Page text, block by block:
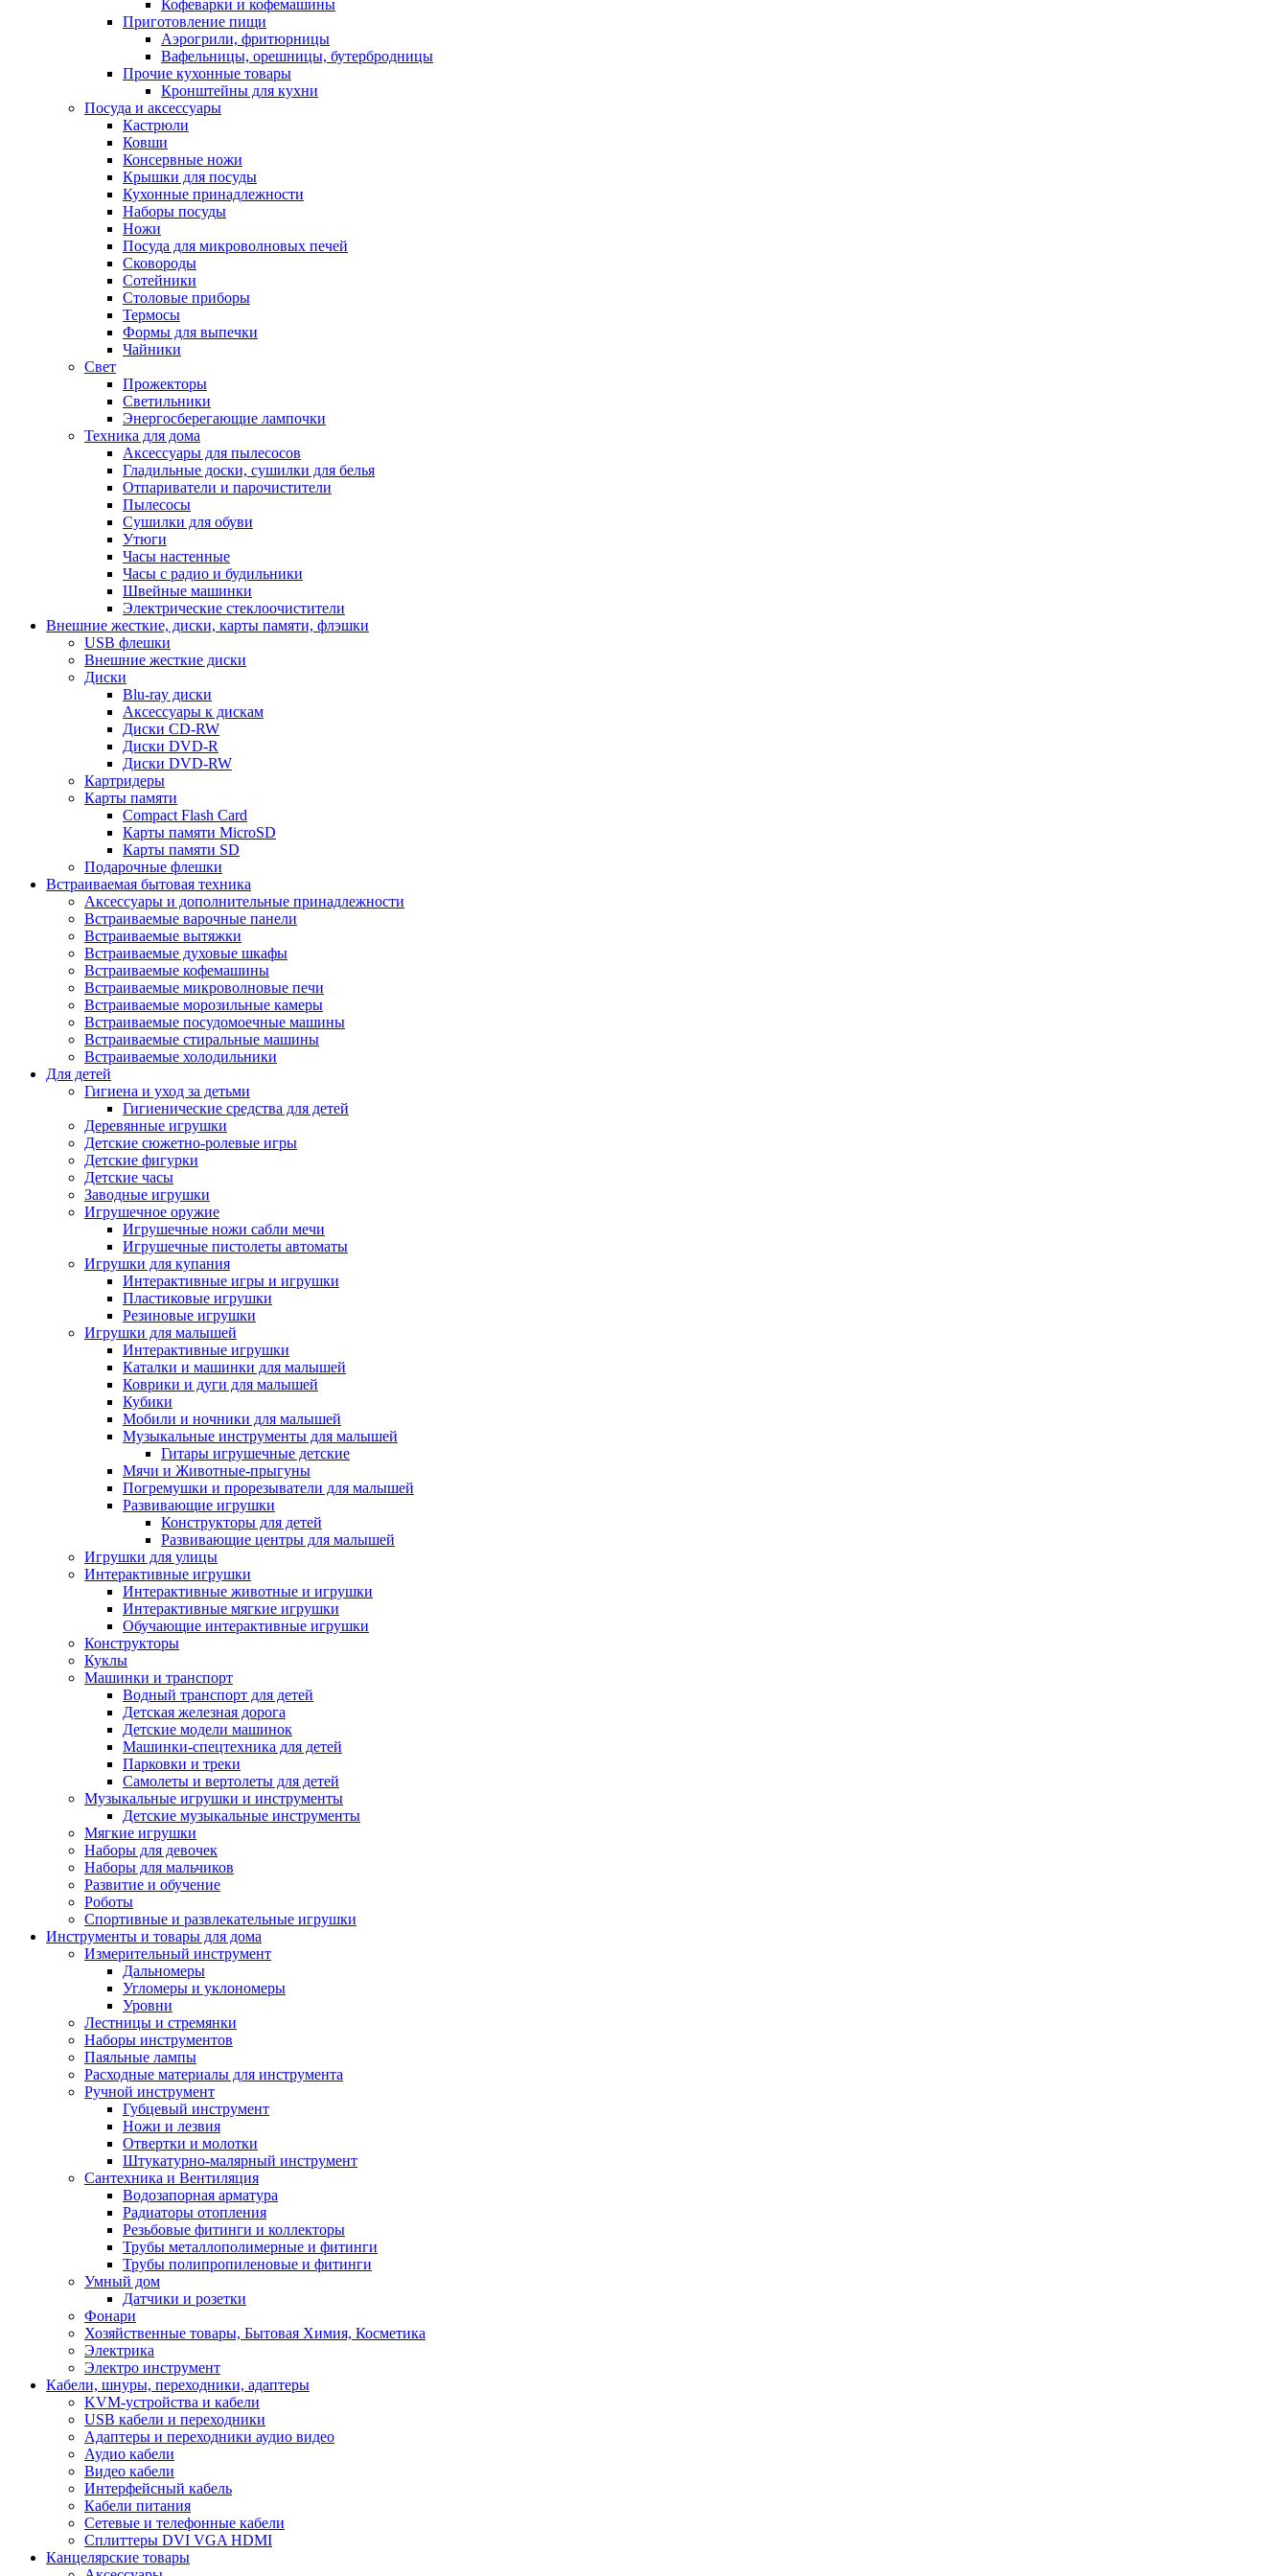
Кофеварки и кофемашины
Приготовление пищи
Аэрогрили, фритюрницы
Вафельницы, орешницы, бутербродницы
Прочие кухонные товары
Кронштейны для кухни
Посуда и аксессуары
Кастрюли
Ковши
Консервные ножи
Крышки для посуды
Кухонные принадлежности
Наборы посуды
Ножи
Посуда для микроволновых печей
Сковороды
Сотейники
Столовые приборы
Термосы
Формы для выпечки
Чайники
Свет
Прожекторы
Светильники
Энергосберегающие лампочки
Техника для дома
Аксессуары для пылесосов
Гладильные доски, сушилки для белья
Отпариватели и парочистители
Пылесосы
Сушилки для обуви
Утюги
Часы настенные
Часы с радио и будильники
Швейные машинки
Электрические стеклоочистители
Внешние жесткие, диски, карты памяти, флэшки
USB флешки
Внешние жесткие диски
Диски
Blu-ray диски
Аксессуары к дискам
Диски CD-RW
Диски DVD-R
Диски DVD-RW
Картридеры
Карты памяти
Compact Flash Card
Карты памяти MicroSD
Карты памяти SD
Подарочные флешки
Встраиваемая бытовая техника
Аксессуары и дополнительные принадлежности
Встраиваемые варочные панели
Встраиваемые вытяжки
Встраиваемые духовые шкафы
Встраиваемые кофемашины
Встраиваемые микроволновые печи
Встраиваемые морозильные камеры
Встраиваемые посудомоечные машины
Встраиваемые стиральные машины
Встраиваемые холодильники
Для детей
Гигиена и уход за детьми
Гигиенические средства для детей
Деревянные игрушки
Детские сюжетно-ролевые игры
Детские фигурки
Детские часы
Заводные игрушки
Игрушечное оружие
Игрушечные ножи сабли мечи
Игрушечные пистолеты автоматы
Игрушки для купания
Интерактивные игры и игрушки
Пластиковые игрушки
Резиновые игрушки
Игрушки для малышей
Интерактивные игрушки
Каталки и машинки для малышей
Коврики и дуги для малышей
Кубики
Мобили и ночники для малышей
Музыкальные инструменты для малышей
Гитары игрушечные детские
Мячи и Животные-прыгуны
Погремушки и прорезыватели для малышей
Развивающие игрушки
Конструкторы для детей
Развивающие центры для малышей
Игрушки для улицы
Интерактивные игрушки
Интерактивные животные и игрушки
Интерактивные мягкие игрушки
Обучающие интерактивные игрушки
Конструкторы
Куклы
Машинки и транспорт
Водный транспорт для детей
Детская железная дорога
Детские модели машинок
Машинки-спецтехника для детей
Парковки и треки
Самолеты и вертолеты для детей
Музыкальные игрушки и инструменты
Детские музыкальные инструменты
Мягкие игрушки
Наборы для девочек
Наборы для мальчиков
Развитие и обучение
Роботы
Спортивные и развлекательные игрушки
Инструменты и товары для дома
Измерительный инструмент
Дальномеры
Угломеры и уклономеры
Уровни
Лестницы и стремянки
Наборы инструментов
Паяльные лампы
Расходные материалы для инструмента
Ручной инструмент
Губцевый инструмент
Ножи и лезвия
Отвертки и молотки
Штукатурно-малярный инструмент
Сантехника и Вентиляция
Водозапорная арматура
Радиаторы отопления
Резьбовые фитинги и коллекторы
Трубы металлополимерные и фитинги
Трубы полипропиленовые и фитинги
Умный дом
Датчики и розетки
Фонари
Хозяйственные товары, Бытовая Химия, Косметика
Электрика
Электро инструмент
Кабели, шнуры, переходники, адаптеры
KVM-устройства и кабели
USB кабели и переходники
Адаптеры и переходники аудио видео
Аудио кабели
Видео кабели
Интерфейсный кабель
Кабели питания
Сетевые и телефонные кабели
Сплиттеры DVI VGA HDMI
Канцелярские товары